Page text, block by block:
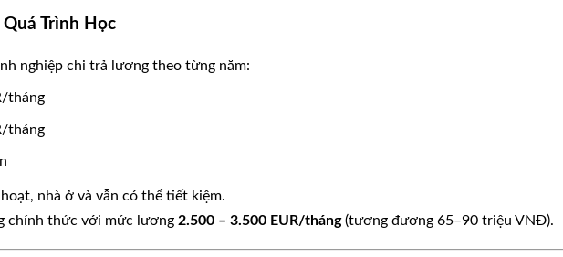
Quá Trình Học
nghiệp chi trả lương theo từng năm:
tháng
tháng
nhà ở và vẫn có thể tiết kiệm.
chính thức với mức lương 2.500 – 3.500 EUR/tháng(tương đương 65–90 triệu VNĐ).